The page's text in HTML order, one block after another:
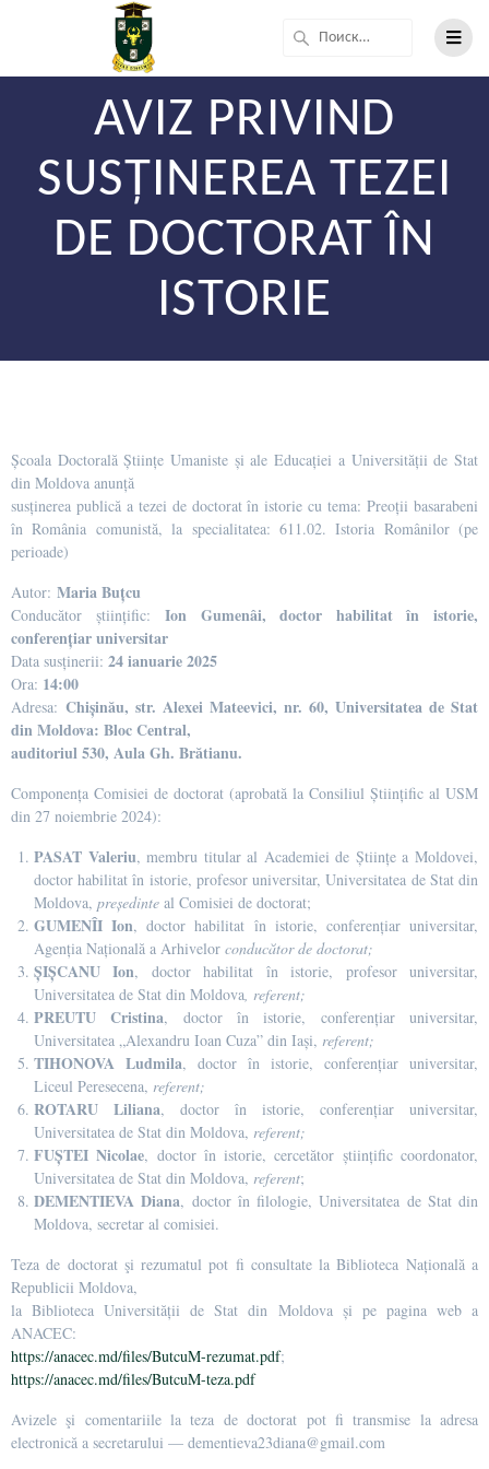
AVIZ PRIVIND
SUSȚINEREA TEZEI
DE DOCTORAT ÎN
ISTORIE
Școala Doctorală Științe Umaniste și ale Educației a Universității de Stat
din Moldova anunță
susținerea publică a tezei de doctorat în istorie cu tema:Preoții basarabeni
în România comunistă, la specialitatea: 611.02. Istoria Românilor (pe
perioade)
Autor: Maria Buțcu
Conducător științific:Ion Gumenâi, doctor habilitat în istorie,
conferențiar universitar
Data susținerii: 24 ianuarie 2025
Ora: 14:00
Adresa: Chișinău, str. Alexei Mateevici, nr. 60, Universitatea de Stat
din Moldova: Bloc Central,
auditoriul 530, Aula Gh. Brătianu.
Componența Comisiei de doctorat (aprobată la Consiliul Științific al USM
din 27 noiembrie 2024):
PASAT Valeriu, membru titular al Academiei de Științe a Moldovei,
doctor habilitat în istorie, profesor universitar, Universitatea de Stat din
Moldova, președinte al Comisiei de doctorat;
GUMENÎI Ion, doctor habilitat în istorie, conferențiar universitar,
Agenția Națională a Arhivelor conducător de doctorat;
ȘIȘCANU Ion, doctor habilitat în istorie, profesor universitar,
Universitatea de Stat din Moldova, referent;
PREUTU Cristina, doctor în istorie, conferențiar universitar,
Universitatea „Alexandru Ioan Cuza” din Iași, referent;
TIHONOVA Ludmila, doctor în istorie, conferențiar universitar,
Liceul Peresecena, referent;
ROTARU Liliana, doctor în istorie, conferențiar universitar,
Universitatea de Stat din Moldova, referent;
FUȘTEI Nicolae, doctor în istorie, cercetător științific coordonator,
Universitatea de Stat din Moldova, referent;
DEMENTIEVA Diana, doctor în filologie, Universitatea de Stat din
Moldova, secretar al comisiei.
Teza de doctorat şi rezumatul pot fi consultate la Biblioteca Națională a
Republicii Moldova,
la Biblioteca Universității de Stat din Moldova și pe pagina web a
ANACEC:
https://anacec.md/files/ButcuM-rezumat.pdf;
https://anacec.md/files/ButcuM-teza.pdf
Avizele şi comentariile la teza de doctorat pot fi transmise la adresa
electronică a secretarului — dementieva23diana@gmail.com